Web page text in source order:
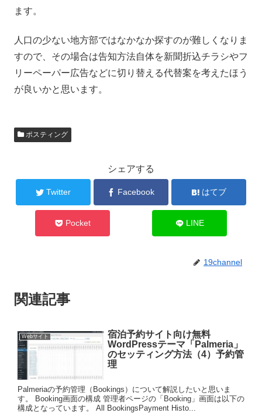
ます。
人口の少ない地方部ではなかなか探すのが難しくなりま
すので、その場合は告知方法自体を新聞折込チラシやフ
リーペーパー広告などに切り替える代替案を考えたほう
が良いかと思います。
ポスティング
シェアする
Twitter Facebook はてブ
Pocket LINE
19channel
関連記事
Webサイト
宿泊予約サイト向け無料
WordPressテーマ「Palmeria」
のセッティング方法（4）予約管
理
Palmeriaの予約管理（Bookings）について解説したいと思いま
す。 Booking画面の構成 管理者ページの「Booking」画面は以下の
構成となっています。 All BookingsPayment Histo...